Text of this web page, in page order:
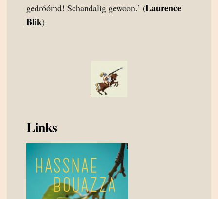
gedróómd! Schandalig gewoon.’ (Laurence
Blik)
Links